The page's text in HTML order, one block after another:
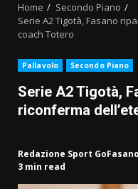
Home
Secondo Piano
Serie A2 Tigotà, Fasano
coach Totero
Pallavolo Secondo Piano
Serie A2 Tigotà,
riconferma
Redazione Sport GoFasano
3 min read